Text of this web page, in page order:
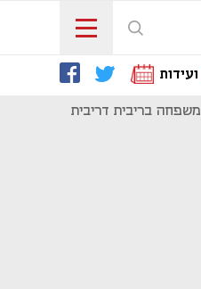
ועידות
משפחה בריבית דריבית